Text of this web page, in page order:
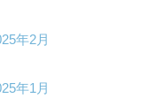
年2月
年1月